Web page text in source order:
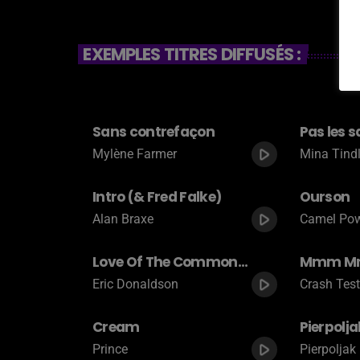
EXEMPLES TITRES DIFFUSÉS :
Sans contrefaçon
Mylène Farmer play_arrow
Pas les
Mina
Intro (& Fred Falke)
Alan Braxe play_arrow
Ourson
Camel
Love Of The Common
People
Eric Donaldson play_arrow
Mmm
Mmm
Crash
Cream
Prince play_arrow Pierpoljak